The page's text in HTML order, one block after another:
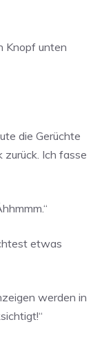
Knopf unten
die Gerüchte
Ich fasse
etwas
werden in